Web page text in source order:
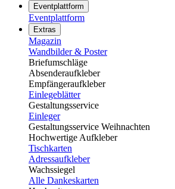
Eventplattform
Eventplattform
Extras
Magazin
Wandbilder & Poster
Briefumschläge
Absenderaufkleber
Empfängeraufkleber
Einlegeblätter
Gestaltungsservice
Einleger
Gestaltungsservice Weihnachten
Hochwertige Aufkleber
Tischkarten
Adressaufkleber
Wachssiegel
Alle Dankeskarten